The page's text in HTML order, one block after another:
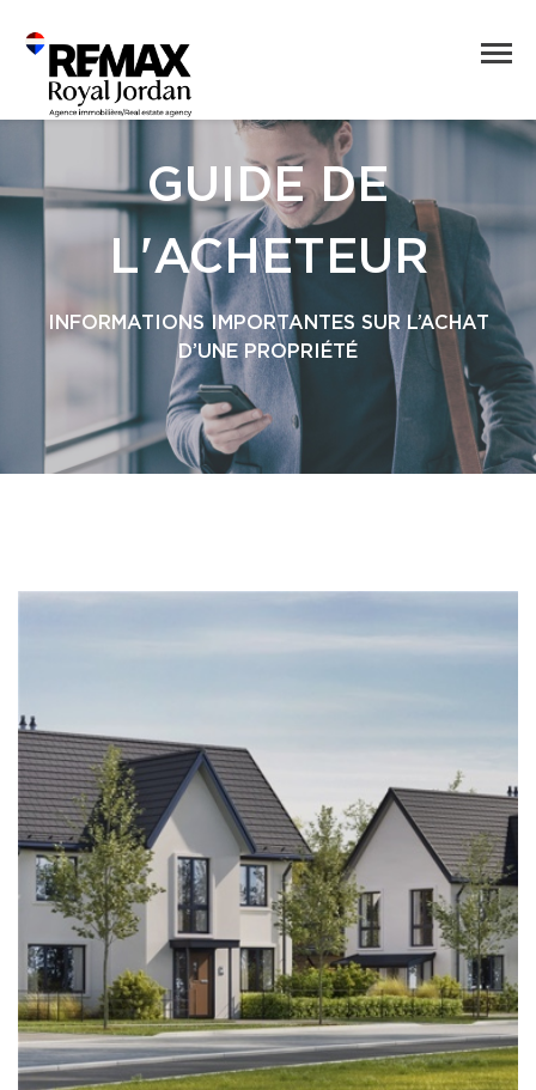
GUIDE DE
L'ACHETEUR
INFORMATIONS IMPORTANTES SUR L’ACHAT
D’UNE PROPRIÉTÉ